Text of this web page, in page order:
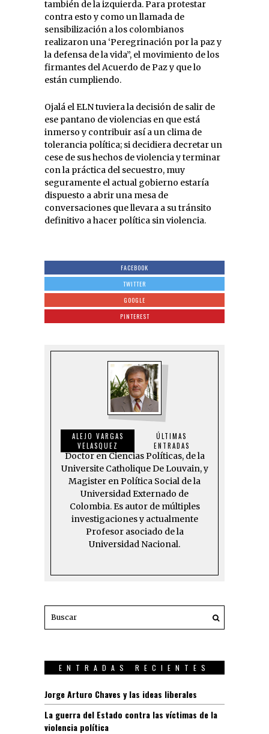
también de la izquierda. Para protestar
contra esto y como un llamada de
sensibilización a los colombianos
realizaron una ‘Peregrinación por la paz y
la defensa de la vida”, el movimiento de los
firmantes del Acuerdo de Paz y que lo
están cumpliendo.
Ojalá el ELN tuviera la decisión de salir de
ese pantano de violencias en que está
inmerso y contribuir así a un clima de
tolerancia política; si decidiera decretar un
cese de sus hechos de violencia y terminar
con la práctica del secuestro, muy
seguramente el actual gobierno estaría
dispuesto a abrir una mesa de
conversaciones que llevara a su tránsito
definitivo a hacer política sin violencia.
FACEBOOK
TWITTER
GOOGLE
PINTEREST
ALEJO VARGAS
VELASQUEZ
ÚLTIMAS
ENTRADAS
Doctor en Ciencias Políticas, de la
Universite Catholique De Louvain, y
Magister en Política Social de la
Universidad Externado de
Colombia. Es autor de múltiples
investigaciones y actualmente
Profesor asociado de la
Universidad Nacional.
ENTRADAS RECIENTES
Jorge Arturo Chaves y las ideas liberales
La guerra del Estado contra las víctimas de la
violencia política